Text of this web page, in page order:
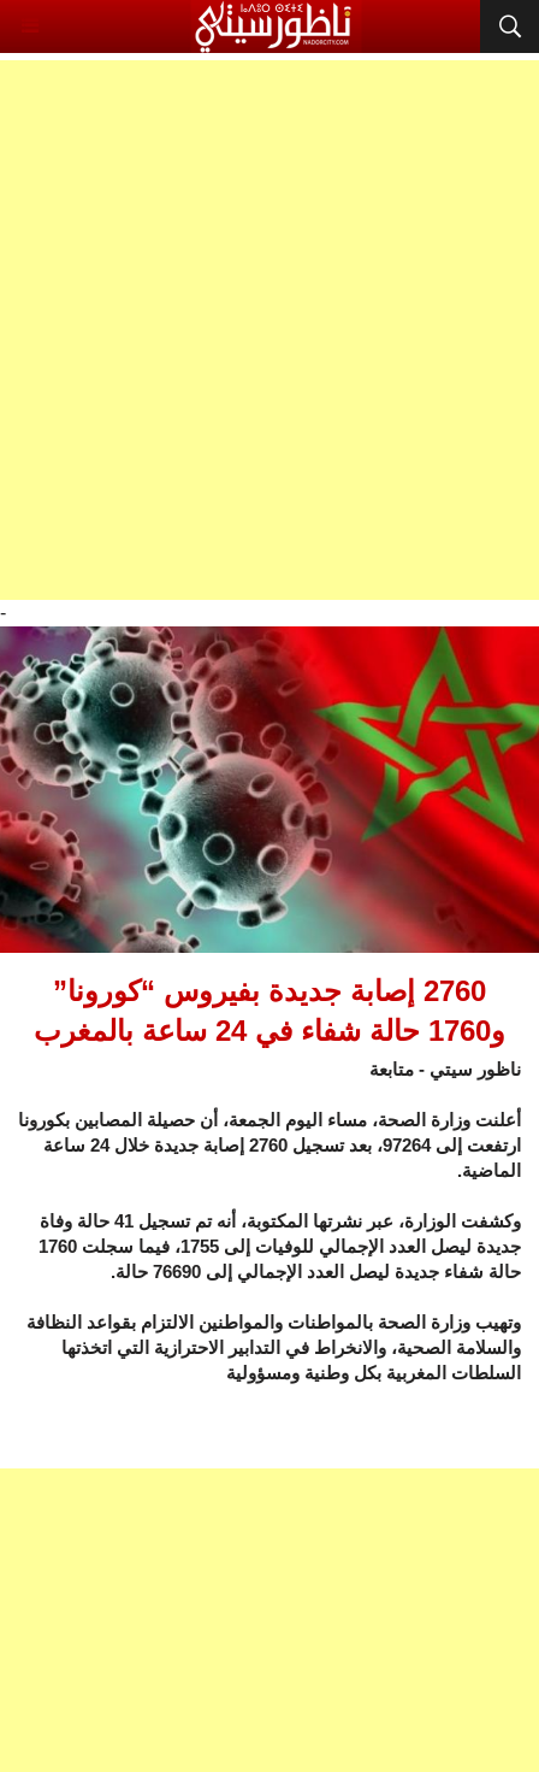
-
2760 إصابة جديدة بفيروس “كورونا”
و1760 حالة شفاء في 24 ساعة بالمغرب
ناظور سيتي - متابعة
أعلنت وزارة الصحة، مساء اليوم الجمعة، أن حصيلة المصابين بكورونا
ارتفعت إلى 97264، بعد تسجيل 2760 إصابة جديدة خلال 24 ساعة
الماضية.
وكشفت الوزارة، عبر نشرتها المكتوبة، أنه تم تسجيل 41 حالة وفاة
جديدة ليصل العدد الإجمالي للوفيات إلى 1755، فيما سجلت 1760
حالة شفاء جديدة ليصل العدد الإجمالي إلى 76690 حالة.
وتهيب وزارة الصحة بالمواطنات والمواطنين الالتزام بقواعد النظافة
والسلامة الصحية، والانخراط في التدابير الاحترازية التي اتخذتها
السلطات المغربية بكل وطنية ومسؤولية